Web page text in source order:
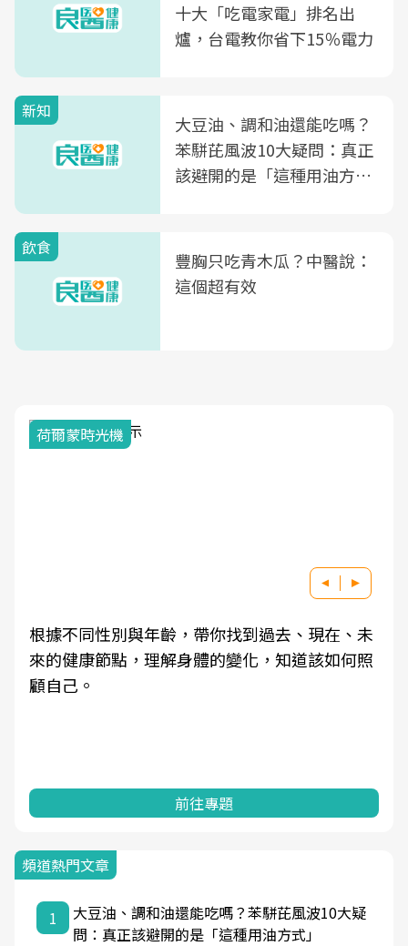
十大「吃電家電」排名出
爐，台電教你省下15％電力
新知
大豆油、調和油還能吃嗎？
苯駢芘風波10大疑問：真正
該避開的是「這種用油方
飲食
豐胸只吃青木瓜？中醫說：
這個超有效
荷爾蒙時光機
根據不同性別與年齡，帶你找到過去、現在、未
來的健康節點，理解身體的變化，知道該如何照
顧自己。
前往專題
頻道熱門文章
1
大豆油、調和油還能吃嗎？苯駢芘風波10大疑
問：真正該避開的是「這種用油方式」